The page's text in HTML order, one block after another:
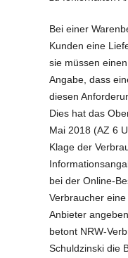
Bei einer
Kunden eine
sie müssen
Angabe, dass
diesen
Dies hat das
Mai 2018 (AZ 6
Klage der
bei der Online-
Verbraucher
Anbieter
betont NRW-
Schuldzinski die